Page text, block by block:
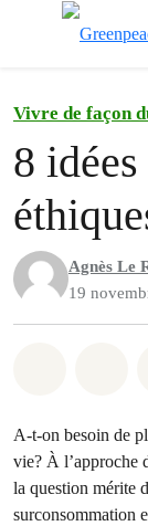
Vivre de façon
8
Agnès Le
19
A-t-on besoin de
vie? À l’approche
la question mérite
surconsommation